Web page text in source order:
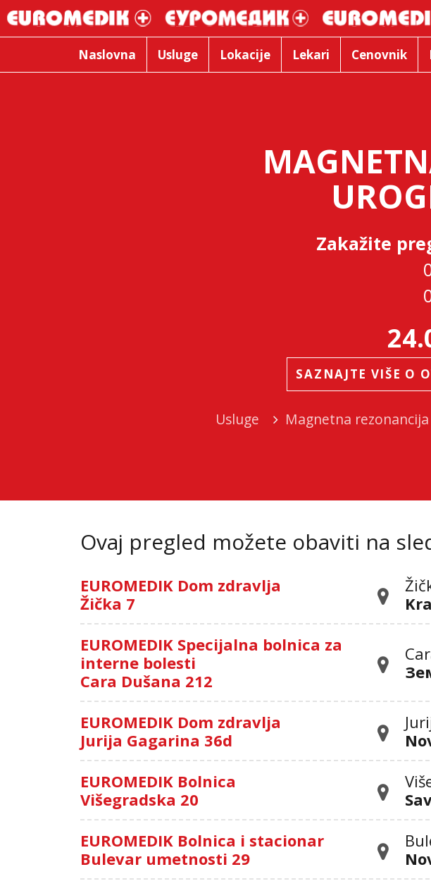
Naslovna Usluge Lokacije Lekari Cenovnik
Zakažite
SAZNAJTE VIŠE O
Usluge Magnetna rezonancija
Ovaj pregled možete obaviti na
EUROMEDIK Dom zdravlja
Žička 7
EUROMEDIK Specijalna bolnica za
interne bolesti
Cara Dušana 212
EUROMEDIK Dom zdravlja
Jurija Gagarina 36d
EUROMEDIK Bolnica
Višegradska 20
EUROMEDIK Bolnica i stacionar
Bulevar umetnosti 29